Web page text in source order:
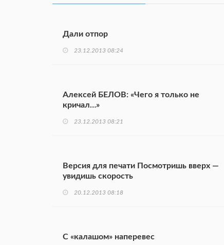
Дали отпор
23.12.2013 08:24
Алексей БЕЛОВ: «Чего я только не
кричал…»
23.12.2013 08:21
Версия для печати Посмотришь вверх —
увидишь скорость
20.12.2013 08:18
С «калашом» наперевес